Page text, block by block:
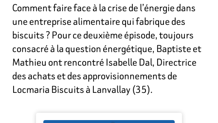
Comment faire face à la crise de l’énergie dans
une entreprise alimentaire qui fabrique des
biscuits ? Pour ce deuxième épisode, toujours
consacré à la question énergétique, Baptiste et
Mathieu ont rencontré Isabelle Dal, Directrice
des achats et des approvisionnements de
Locmaria Biscuits à Lanvallay (35).